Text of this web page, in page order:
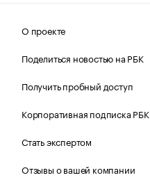
О проекте
Поделиться новостью на РБК
Получить пробный доступ
Корпоративная подписка РБК
Стать экспертом
Отзывы о вашей компании